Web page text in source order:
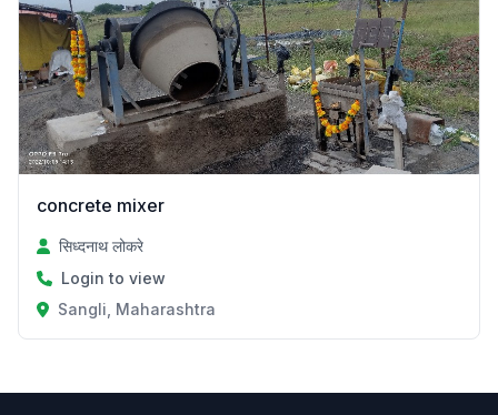
concrete mixer
सिध्दनाथ लोकरे
Login to view
Sangli, Maharashtra